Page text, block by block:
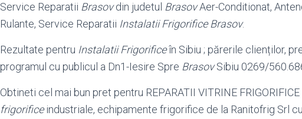
Service Reparatii Brasovdin judetul BrasovAer-Conditionat,
Rulante, Service Reparatii Instalatii Frigorifice Brasov.
Rezultate pentru Instalatii Frigorificeîn Sibiu ; părerile clienților,
programul cu publicul a Dn1-Iesire Spre BrasovSibiu 0269/
Obtineti cel mai bun pret pentru REPARATII VITRINE
frigorificeindustriale, echipamente frigorifice de la Ranitofrig Srl